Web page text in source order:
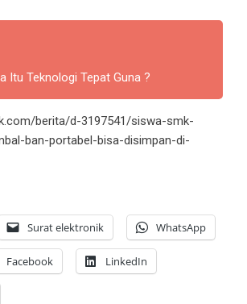
Itu Teknologi Tepat Guna ?
berita/d-3197541/siswa-smk-
ban-portabel-bisa-disimpan-di-
Surat elektronik WhatsApp
Facebook LinkedIn